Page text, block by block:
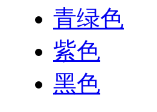
青绿色
紫色
黑色